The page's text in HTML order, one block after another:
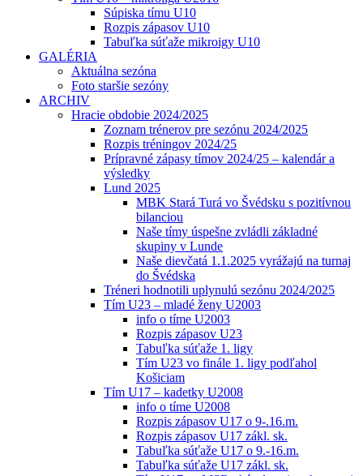
Súpiska tímu U10
Rozpis zápasov U10
Tabuľka súťaže mikroigy U10
GALÉRIA
Aktuálna sezóna
Foto staršie sezóny
ARCHIV
Hracie obdobie 2024/2025
Zoznam trénerov pre sezónu 2024/2025
Rozpis tréningov 2024/25
Prípravné zápasy tímov 2024/25 – kalendár a
výsledky
Lund 2025
MBK Stará Turá vo Švédsku s pozitívnou
bilanciou
Naše tímy úspešne zvládli základné
skupiny v Lunde
Naše dievčatá 1.1.2025 vyrážajú na turnaj
do Švédska
Tréneri hodnotili uplynulú sezónu 2024/2025
Tím U23 – mladé ženy U2003
info o tíme U2003
Rozpis zápasov U23
Tabuľka súťaže 1. ligy
Tím U23 vo finále 1. ligy podľahol
Košiciam
Tím U17 – kadetky U2008
info o tíme U2008
Rozpis zápasov U17 o 9-.16.m.
Rozpis zápasov U17 zákl. sk.
Tabuľka súťaže U17 o 9.-16.m.
Tabuľka súťaže U17 zákl. sk.